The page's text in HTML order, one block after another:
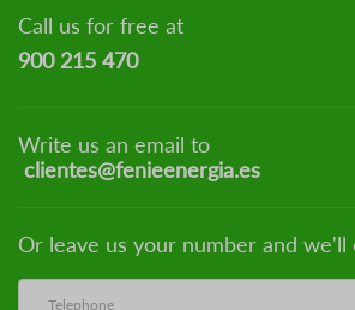
Call us for free at
900 215 470
Write us an email to
clientes@fenieenergia.es
Or leave us your number and we'll